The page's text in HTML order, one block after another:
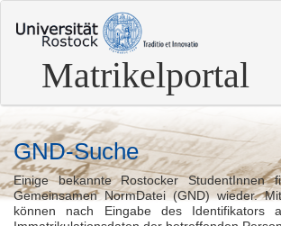
zum
Seitenanfang
Matrikelportal
GND-Suche
Einige bekannte Rostocker
Gemeinsamen NormDatei (GND) wieder.
können nach Eingabe des Identifikators